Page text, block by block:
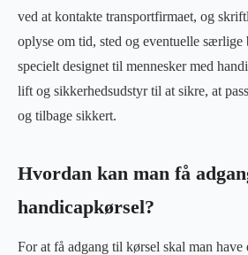
ved at kontakte transportfirmaet, og
oplyse om tid, sted og eventuelle særlige
specielt designet til mennesker med
lift og sikkerhedsudstyr til at sikre, at
og tilbage sikkert.
Hvordan kan man få
handicapkørsel?
For at få adgang til kørsel skal man